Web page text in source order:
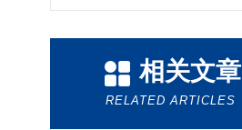
相关文章
RELATED ARTICLES